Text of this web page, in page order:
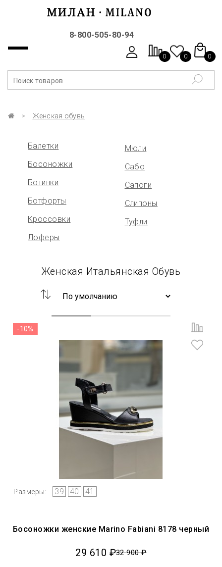
8-800-505-80-94
0 0 0
Женская обувь
Балетки
Босоножки
Ботинки
Ботфорты
Кроссовки
Лоферы
Мюли
Сабо
Сапоги
Слипоны
Туфли
Женская Итальянская Обувь
Размеры: 39 40 41
-10%
Босоножки женские Marino Fabiani 8178 черный
29 610 ₽32 900 ₽